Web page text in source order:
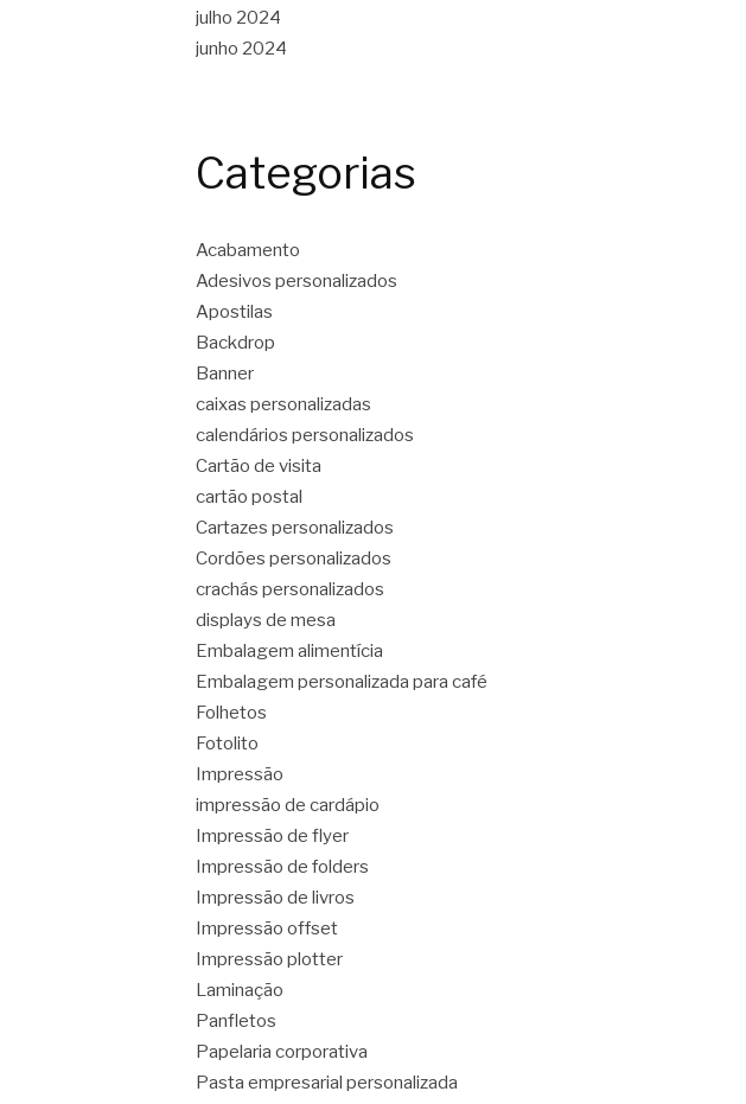
julho 2024
junho 2024
Categorias
Acabamento
Adesivos personalizados
Apostilas
Backdrop
Banner
caixas personalizadas
calendários personalizados
Cartão de visita
cartão postal
Cartazes personalizados
Cordões personalizados
crachás personalizados
displays de mesa
Embalagem alimentícia
Embalagem personalizada para café
Folhetos
Fotolito
Impressão
impressão de cardápio
Impressão de flyer
Impressão de folders
Impressão de livros
Impressão offset
Impressão plotter
Laminação
Panfletos
Papelaria corporativa
Pasta empresarial personalizada